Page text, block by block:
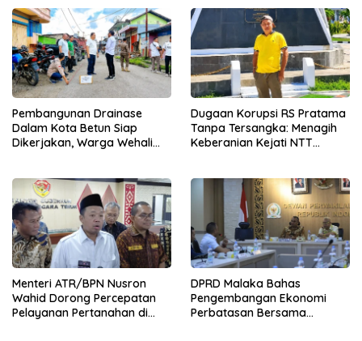
Pembangunan Drainase
Dalam Kota Betun Siap
Dikerjakan, Warga Wehali
Dugaan Korupsi RS Pratama
Tanpa Tersangka: Menagih
Keberanian Kejati NTT
Menteri ATR/BPN Nusron
Wahid Dorong Percepatan
Pelayanan Pertanahan di
DPRD Malaka Bahas
Pengembangan Ekonomi
Perbatasan Bersama